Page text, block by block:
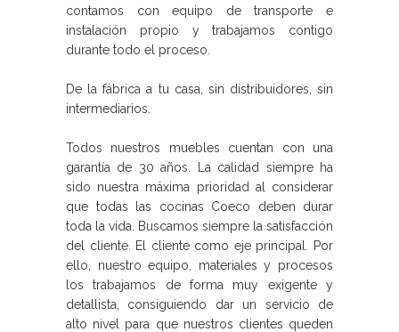
contamos con equipo de transporte e
instalación propio y trabajamos contigo
durante todo el proceso.
De la fábrica a tu casa, sin distribuidores, sin
intermediarios.
Todos nuestros muebles cuentan con una
garantía de 30 años. La calidad siempre ha
sido nuestra máxima prioridad al considerar
que todas las cocinas Coeco deben durar
toda la vida. Buscamos siempre la satisfacción
del cliente. El cliente como eje principal. Por
ello, nuestro equipo, materiales y procesos
los trabajamos de forma muy exigente y
detallista, consiguiendo dar un servicio de
alto nivel para que nuestros clientes queden